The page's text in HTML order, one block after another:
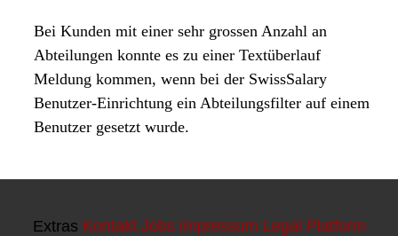
Extras Kontakt Jobs Impressum Legal Platform